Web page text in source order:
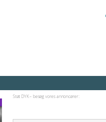
Støt DYK – besøg vores annoncører: